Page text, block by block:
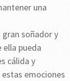
una
soñador y
ella pueda
cálida y
emociones